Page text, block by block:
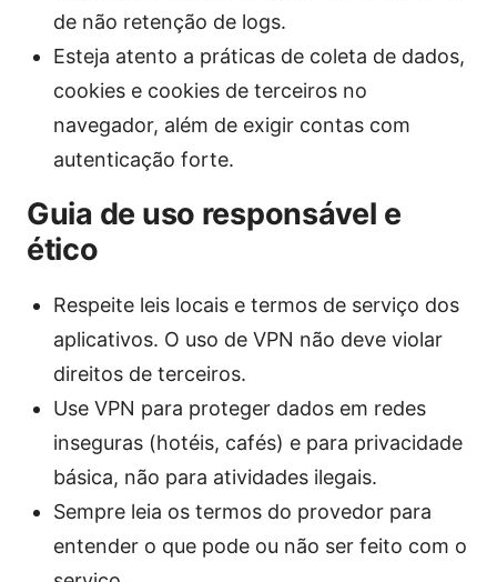
de não retenção de logs.
Esteja atento a práticas de coleta de dados,
cookies e cookies de terceiros no
navegador, além de exigir contas com
autenticação forte.
Guia de uso responsável e
ético
Respeite leis locais e termos de serviço dos
aplicativos. O uso de VPN não deve violar
direitos de terceiros.
Use VPN para proteger dados em redes
inseguras (hotéis, cafés) e para privacidade
básica, não para atividades ilegais.
Sempre leia os termos do provedor para
entender o que pode ou não ser feito com o